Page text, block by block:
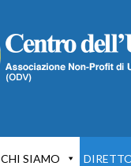
CHI SIAMO